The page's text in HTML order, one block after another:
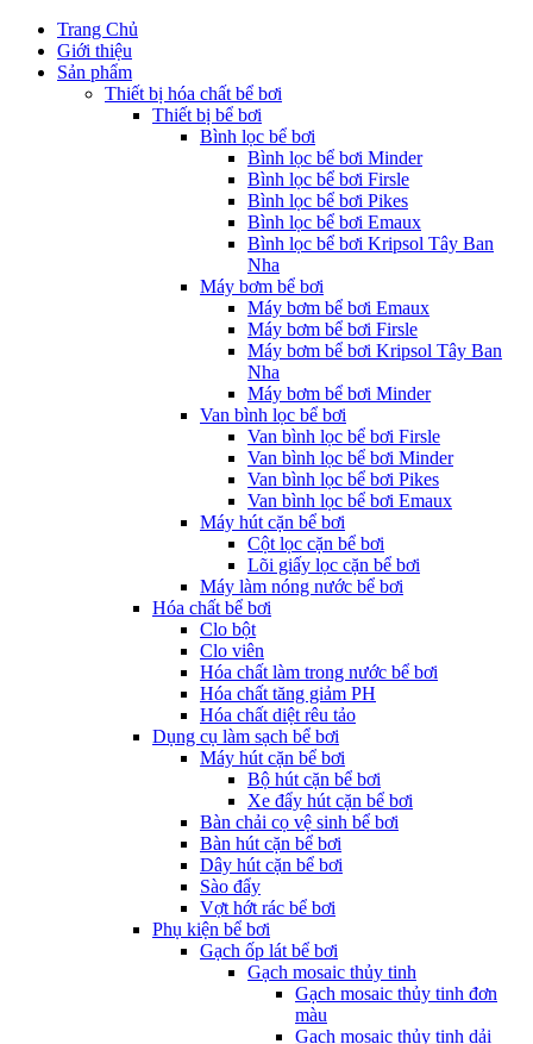
Trang Chủ
Giới thiệu
Sản phẩm
Thiết bị hóa chất bể bơi
Thiết bị bể bơi
Bình lọc bể bơi
Bình lọc bể bơi Minder
Bình lọc bể bơi Firsle
Bình lọc bể bơi Pikes
Bình lọc bể bơi Emaux
Bình lọc bể bơi Kripsol Tây Ban
Nha
Máy bơm bể bơi
Máy bơm bể bơi Emaux
Máy bơm bể bơi Firsle
Máy bơm bể bơi Kripsol Tây Ban
Nha
Máy bơm bể bơi Minder
Van bình lọc bể bơi
Van bình lọc bể bơi Firsle
Van bình lọc bể bơi Minder
Van bình lọc bể bơi Pikes
Van bình lọc bể bơi Emaux
Máy hút cặn bể bơi
Cột lọc cặn bể bơi
Lõi giấy lọc cặn bể bơi
Máy làm nóng nước bể bơi
Hóa chất bể bơi
Clo bột
Clo viên
Hóa chất làm trong nước bể bơi
Hóa chất tăng giảm PH
Hóa chất diệt rêu tảo
Dụng cụ làm sạch bể bơi
Máy hút cặn bể bơi
Bộ hút cặn bể bơi
Xe đẩy hút cặn bể bơi
Bàn chải cọ vệ sinh bể bơi
Bàn hút cặn bể bơi
Dây hút cặn bể bơi
Sào đẩy
Vợt hớt rác bể bơi
Phụ kiện bể bơi
Gạch ốp lát bể bơi
Gạch mosaic thủy tinh
Gạch mosaic thủy tinh đơn
màu
Gạch mosaic thủy tinh dải